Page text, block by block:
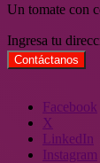
Un tomate con
Ingresa tu
Facebook
X
LinkedIn
Instagram